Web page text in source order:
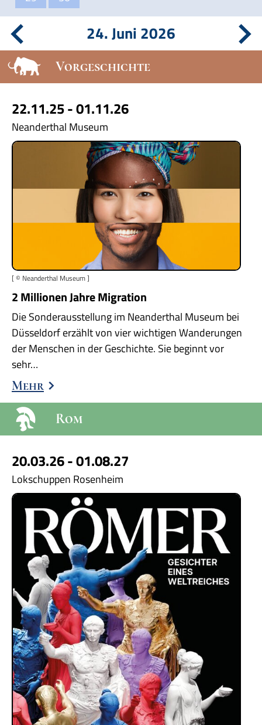
24. Juni 2026
Vorgeschichte
22.11.25 - 01.11.26
Neanderthal Museum
[ © Neanderthal Museum ]
2 Millionen Jahre Migration
Die Sonderausstellung im Neanderthal Museum bei
Düsseldorf erzählt von vier wichtigen Wanderungen
der Menschen in der Geschichte. Sie beginnt vor
sehr…
Mehr
Rom
20.03.26 - 01.08.27
Lokschuppen Rosenheim